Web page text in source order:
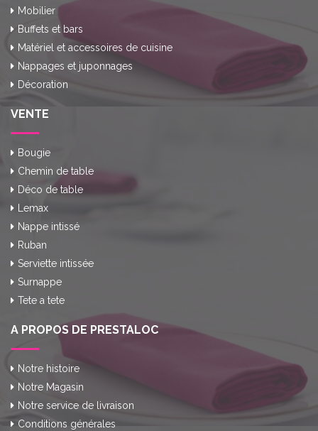
Mobilier
Buffets et bars
Matériel et accessoires de cuisine
Nappages et juponnages
Décoration
VENTE
Bougie
Chemin de table
Déco de table
Lemax
Nappe intissé
Ruban
Serviette intissée
Surnappe
Tete a tete
A PROPOS DE PRESTALOC
Notre histoire
Notre Magasin
Notre service de livraison
Conditions générales